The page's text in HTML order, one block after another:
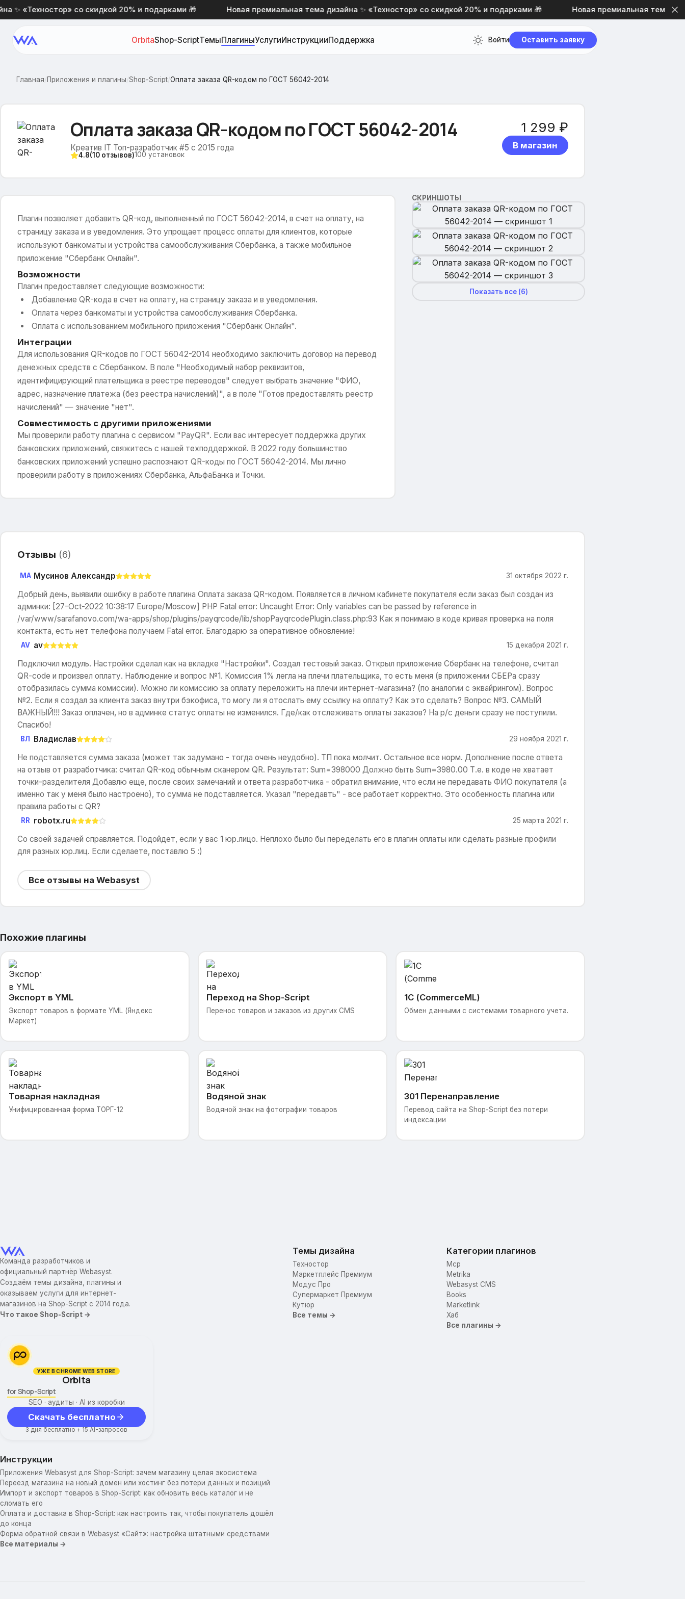
«Техностор» со скидкой 20% и подарками 🎁 Новая премиальная тема дизайна ✨ «Техностор» со скидкой 20% и подарками 🎁 Новая премиальная тема
OrbitaShop-ScriptТемыПлагиныУслугиИнструкцииПоддержка Войти Оставить заявку
Главная/Приложения и плагины/Shop-Script/Оплата заказа QR-кодом по ГОСТ 56042-2014
Оплата заказа QR-кодом по ГОСТ 56042-2014
Креатив IT Топ-разработчик #5 с 2015 года
4.8(10отзывов)100 установок
1 299 ₽
В магазин
Плагин позволяет добавить QR-код, выполненный по ГОСТ 56042-2014, в счет на оплату, на
страницу заказа и в уведомления. Это упрощает процесс оплаты для клиентов, которые
используют банкоматы и устройства самообслуживания Сбербанка, а также мобильное
приложение "Сбербанк Онлайн".
Возможности
Плагин предоставляет следующие возможности:
Добавление QR-кода в счет на оплату, на страницу заказа и в уведомления.
Оплата через банкоматы и устройства самообслуживания Сбербанка.
Оплата с использованием мобильного приложения "Сбербанк Онлайн".
Интеграции
Для использования QR-кодов по ГОСТ 56042-2014 необходимо заключить договор на перевод
денежных средств с Сбербанком. В поле "Необходимый набор реквизитов,
идентифицирующий плательщика в реестре переводов" следует выбрать значение "ФИО,
адрес, назначение платежа (без реестра начислений)", а в поле "Готов предоставлять реестр
начислений" — значение "нет".
Совместимость с другими приложениями
Мы проверили работу плагина с сервисом "PayQR". Если вас интересует поддержка других
банковских приложений, свяжитесь с нашей техподдержкой. В 2022 году большинство
банковских приложений успешно распознают QR-коды по ГОСТ 56042-2014. Мы лично
проверили работу в приложениях Сбербанка, АльфаБанка и Точки.
СКРИНШОТЫ
Показать все (6)
Отзывы (6)
МА Мусинов Александр 31 октября 2022 г.
Добрый день, выявили ошибку в работе плагина Оплата заказа QR-кодом. Появляется в личном кабинете покупателя если заказ был создан из
админки: [27-Oct-2022 10:38:17 Europe/Moscow] PHP Fatal error: Uncaught Error: Only variables can be passed by reference in
/var/www/sarafanovo.com/wa-apps/shop/plugins/payqrcode/lib/shopPayqrcodePlugin.class.php:93 Как я понимаю в коде кривая проверка на поля
контакта, есть нет телефона получаем Fatal error. Благодарю за оперативное обновление!
AV av 15 декабря 2021 г.
Подключил модуль. Настройки сделал как на вкладке "Настройки". Создал тестовый заказ. Открыл приложение Сбербанк на телефоне, считал
QR-code и произвел оплату. Наблюдение и вопрос №1. Комиссия 1% легла на плечи плательщика, то есть меня (в приложении СБЕРа сразу
отобразилась сумма комиссии). Можно ли комиссию за оплату переложить на плечи интернет-магазина? (по аналогии с эквайрингом). Вопрос
№2. Если я создал за клиента заказ внутри бэкофиса, то могу ли я отослать ему ссылку на оплату? Как это сделать? Вопрос №3. САМЫЙ
ВАЖНЫЙ!!! Заказ оплачен, но в админке статус оплаты не изменился. Где/как отслеживать оплаты заказов? На р/с деньги сразу не поступили.
Спасибо!
ВЛ Владислав 29 ноября 2021 г.
Не подставляется сумма заказа (может так задумано - тогда очень неудобно). ТП пока молчит. Остальное все норм. Дополнение после ответа
на отзыв от разработчика: считал QR-код обычным сканером QR. Результат: Sum=398000 Должно быть Sum=3980.00 Т.е. в коде не хватает
точки-разделителя Добавлю еще, после своих замечаний и ответа разработчика - обратил внимание, что если не передавать ФИО покупателя (а
именно так у меня было настроено), то сумма не подставляется. Указал "передавть" - все работает корректно. Это особенность плагина или
правила работы с QR?
RR robotx.ru 25 марта 2021 г.
Со своей задачей справляется. Подойдет, если у вас 1 юр.лицо. Неплохо было бы переделать его в плагин оплаты или сделать разные профили
для разных юр.лиц. Если сделаете, поставлю 5 :)
Все отзывы на Webasyst
Похожие плагины
Экспорт в YML
Экспорт товаров в формате YML (Яндекс
Маркет)
Переход на Shop-Script
Перенос товаров и заказов из других CMS
1С (CommerceML)
Обмен данными с системами товарного учета.
Товарная накладная
Унифицированная форма ТОРГ-12
Водяной знак
Водяной знак на фотографии товаров
301 Перенаправление
Перевод сайта на Shop-Script без потери
индексации
Команда разработчиков и
официальный партнёр Webasyst.
Создаём темы дизайна, плагины и
оказываем услуги для интернет-
магазинов на Shop-Script с 2014 года.
Что такое Shop-Script →
УЖЕ В CHROME WEB STORE
Orbita
for Shop-Script
SEO · аудиты · AI из коробки
Скачать бесплатно
3 дня бесплатно + 15 AI-запросов
Темы дизайна
Техностор
Маркетплейс Премиум
Модус Про
Супермаркет Премиум
Кутюр
Все темы →
Категории плагинов
Mcp
Metrika
Webasyst CMS
Books
Marketlink
Хаб
Все плагины →
Инструкции
Приложения Webasyst для Shop-Script: зачем магазину целая экосистема
Переезд магазина на новый домен или хостинг без потери данных и позиций
Импорт и экспорт товаров в Shop-Script: как обновить весь каталог и не
сломать его
Оплата и доставка в Shop-Script: как настроить так, чтобы покупатель дошёл
до конца
Форма обратной связи в Webasyst «Сайт»: настройка штатными средствами
Все материалы →